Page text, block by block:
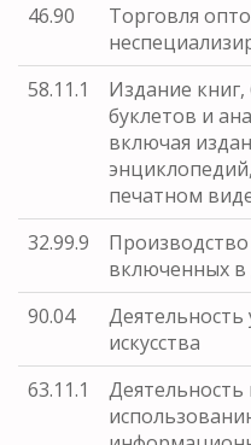
46.90
Торговля
58.11.1
Издание
буклетов и
включая
печатном
32.99.9
включенных в
90.04
искусства
63.11.1